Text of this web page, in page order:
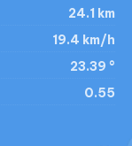
24.1 km
19.4 km/h
23.39 °
0.55